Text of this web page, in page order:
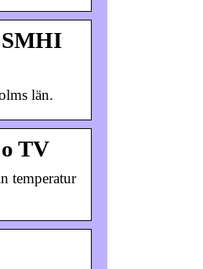
län.
TV
temperatur